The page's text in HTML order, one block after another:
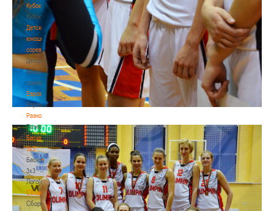
Кубок
Кубок
Детско-
юношеские
соревнования
Детско-
юношеские
соревнования
Еврокубки
Еврокубки
Разное
Разное
Баскетбол
3х3
Баскетбол
3х3
Лого[modid=121]
Сборные
Сборные